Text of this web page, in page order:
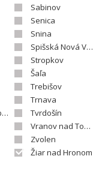
Sabinov
Senica
Snina
Spišská Nová Ves
Stropkov
Šaľa
Trebišov
Trnava
Tvrdošín
Vranov nad Topľou
Zvolen
Žiar nad Hronom